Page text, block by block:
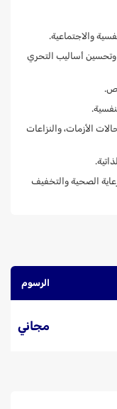
والاجتماعية.
أساليب التحري
الأزمات، والنزاعات
الصحية والتخفيف
الرسوم
مجاني